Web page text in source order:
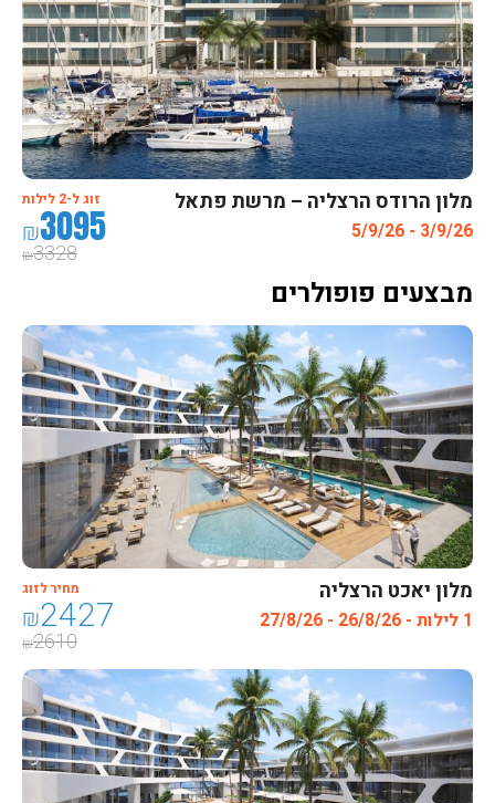
מלון הרודס הרצליה – מרשת פתאל
3/9/26 - 5/9/26
זוג ל-2 לילות
₪3095
₪3328
מבצעים פופולרים
מלון יאכט הרצליה
1 לילות - 26/8/26 - 27/8/26
מחיר לזוג
₪2427
₪2610